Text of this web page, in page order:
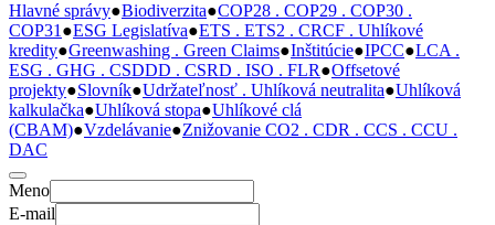
Hlavné správy●Biodiverzita●COP28 . COP29 . COP30 .
COP31 ●ESG Legislatíva●ETS . ETS2 . CRCF . Uhlíkové
kredity●Greenwashing . Green Claims●Inštitúcie●IPCC●LCA .
ESG . GHG . CSDDD . CSRD . ISO . FLR●Offsetové
projekty●Slovník●Udržateľnosť . Uhlíková neutralita●Uhlíková
kalkulačka●Uhlíková stopa●Uhlíkové clá
(CBAM)●Vzdelávanie●Znižovanie CO2 . CDR . CCS . CCU .
DAC
Meno
E-mail